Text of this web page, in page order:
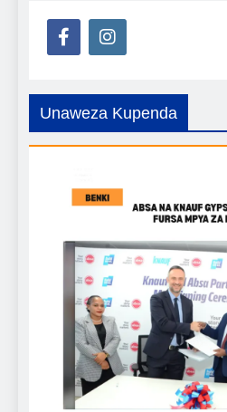
Unaweza Kupenda